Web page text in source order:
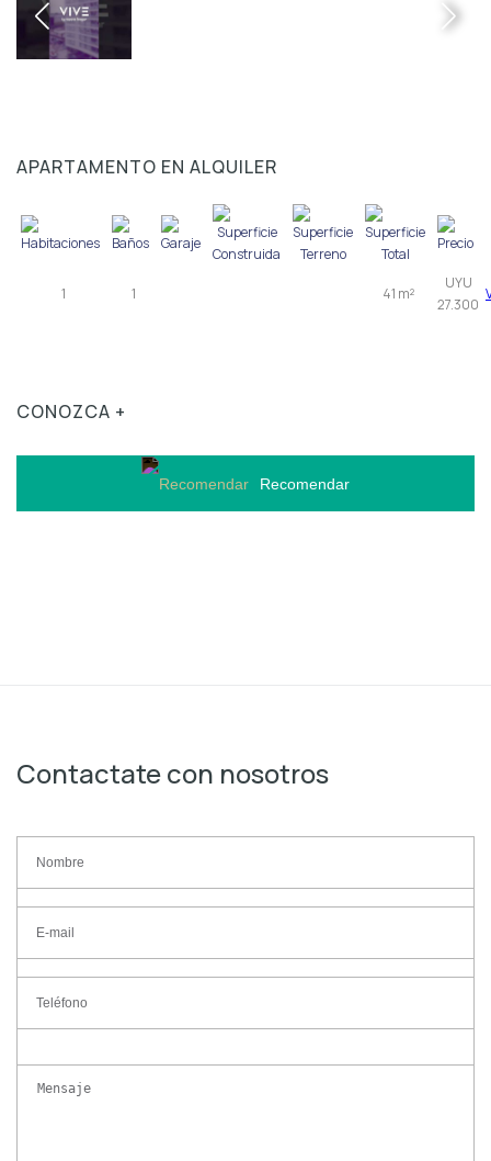
APARTAMENTO EN ALQUILER
1 1 41 m²
UYU
27.300
CONOZCA +
Recomendar
Contactate con nosotros